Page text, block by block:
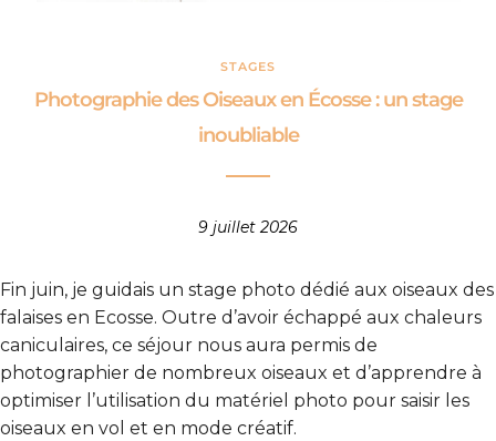
STAGES
Photographie des Oiseaux en Écosse : un stage
inoubliable
9 juillet 2026
Fin juin, je guidais un stage photo dédié aux oiseaux des
falaises en Ecosse. Outre d’avoir échappé aux chaleurs
caniculaires, ce séjour nous aura permis de
photographier de nombreux oiseaux et d’apprendre à
optimiser l’utilisation du matériel photo pour saisir les
oiseaux en vol et en mode créatif.